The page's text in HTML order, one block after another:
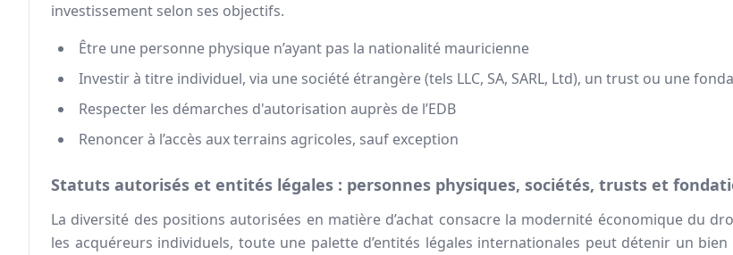
investissement selon ses objectifs.
Être une personne physique n’ayant pas la nationalité mauricienne
Investir à titre individuel, via une société étrangère (tels LLC, SA, SARL, Ltd), un trust ou une
Respecter les démarches d'autorisation auprès de l’EDB
Renoncer à l’accès aux terrains agricoles, sauf exception
Statuts autorisés et entités légales : personnes physiques, sociétés, trusts et
La diversité des positions autorisées en matière d’achat consacre la modernité économique du
les acquéreurs individuels, toute une palette d’entités légales internationales peut détenir un bien